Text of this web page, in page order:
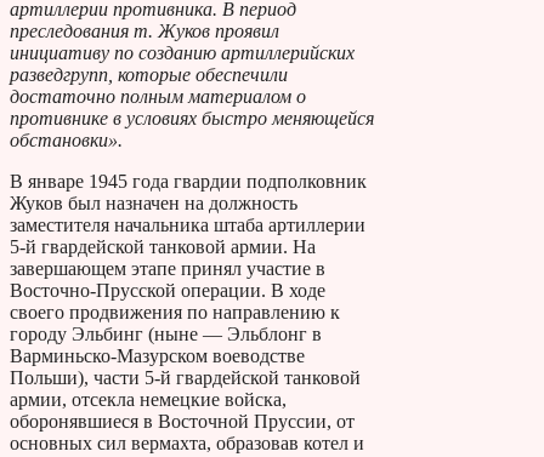
артиллерии противника. В период
преследования т. Жуков проявил
инициативу по созданию артиллерийских
разведгрупп, которые обеспечили
достаточно полным материалом о
противнике в условиях быстро меняющейся
обстановки».
В январе 1945 года гвардии подполковник
Жуков был назначен на должность
заместителя начальника штаба артиллерии
5-й гвардейской танковой армии. На
завершающем этапе принял участие в
Восточно-Прусской операции. В ходе
своего продвижения по направлению к
городу Эльбинг (ныне — Эльблонг в
Варминьско-Мазурском воеводстве
Польши), части 5-й гвардейской танковой
армии, отсекла немецкие войска,
оборонявшиеся в Восточной Пруссии, от
основных сил вермахта, образовав котел и